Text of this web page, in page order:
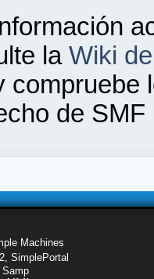
la Wiki
compruebe
de
Machines
SimplePortal